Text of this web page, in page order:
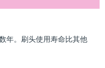
年。刷头使用寿命比其他